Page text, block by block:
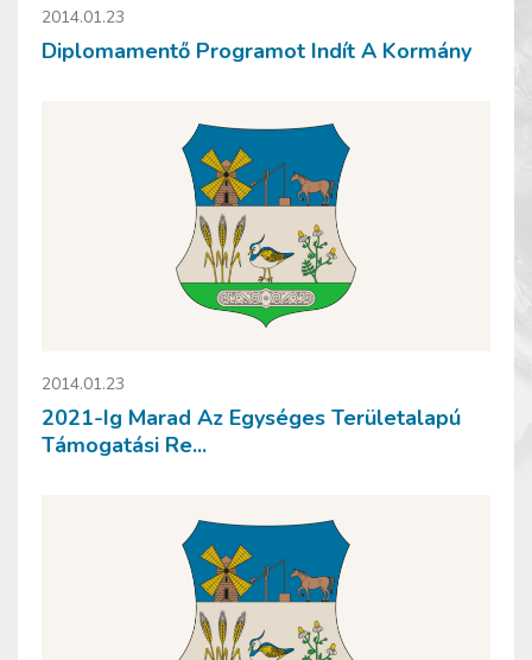
2014.01.23
Diplomamentő Programot Indít A Kormány
2014.01.23
2021-Ig Marad Az Egységes Területalapú
Támogatási Re...